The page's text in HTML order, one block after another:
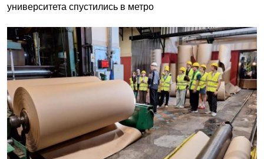
университета спустились в метро